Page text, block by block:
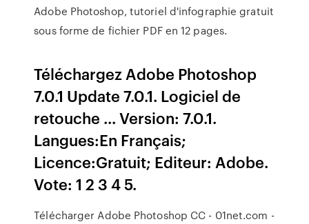
Adobe Photoshop, tutoriel d'infographie gratuit
sous forme de fichier PDF en 12 pages.
Téléchargez Adobe Photoshop
7.0.1 Update 7.0.1. Logiciel de
retouche ... Version: 7.0.1.
Langues:En Français;
Licence:Gratuit; Editeur: Adobe.
Vote: 1 2 3 4 5.
Télécharger Adobe Photoshop CC - 01net.com -